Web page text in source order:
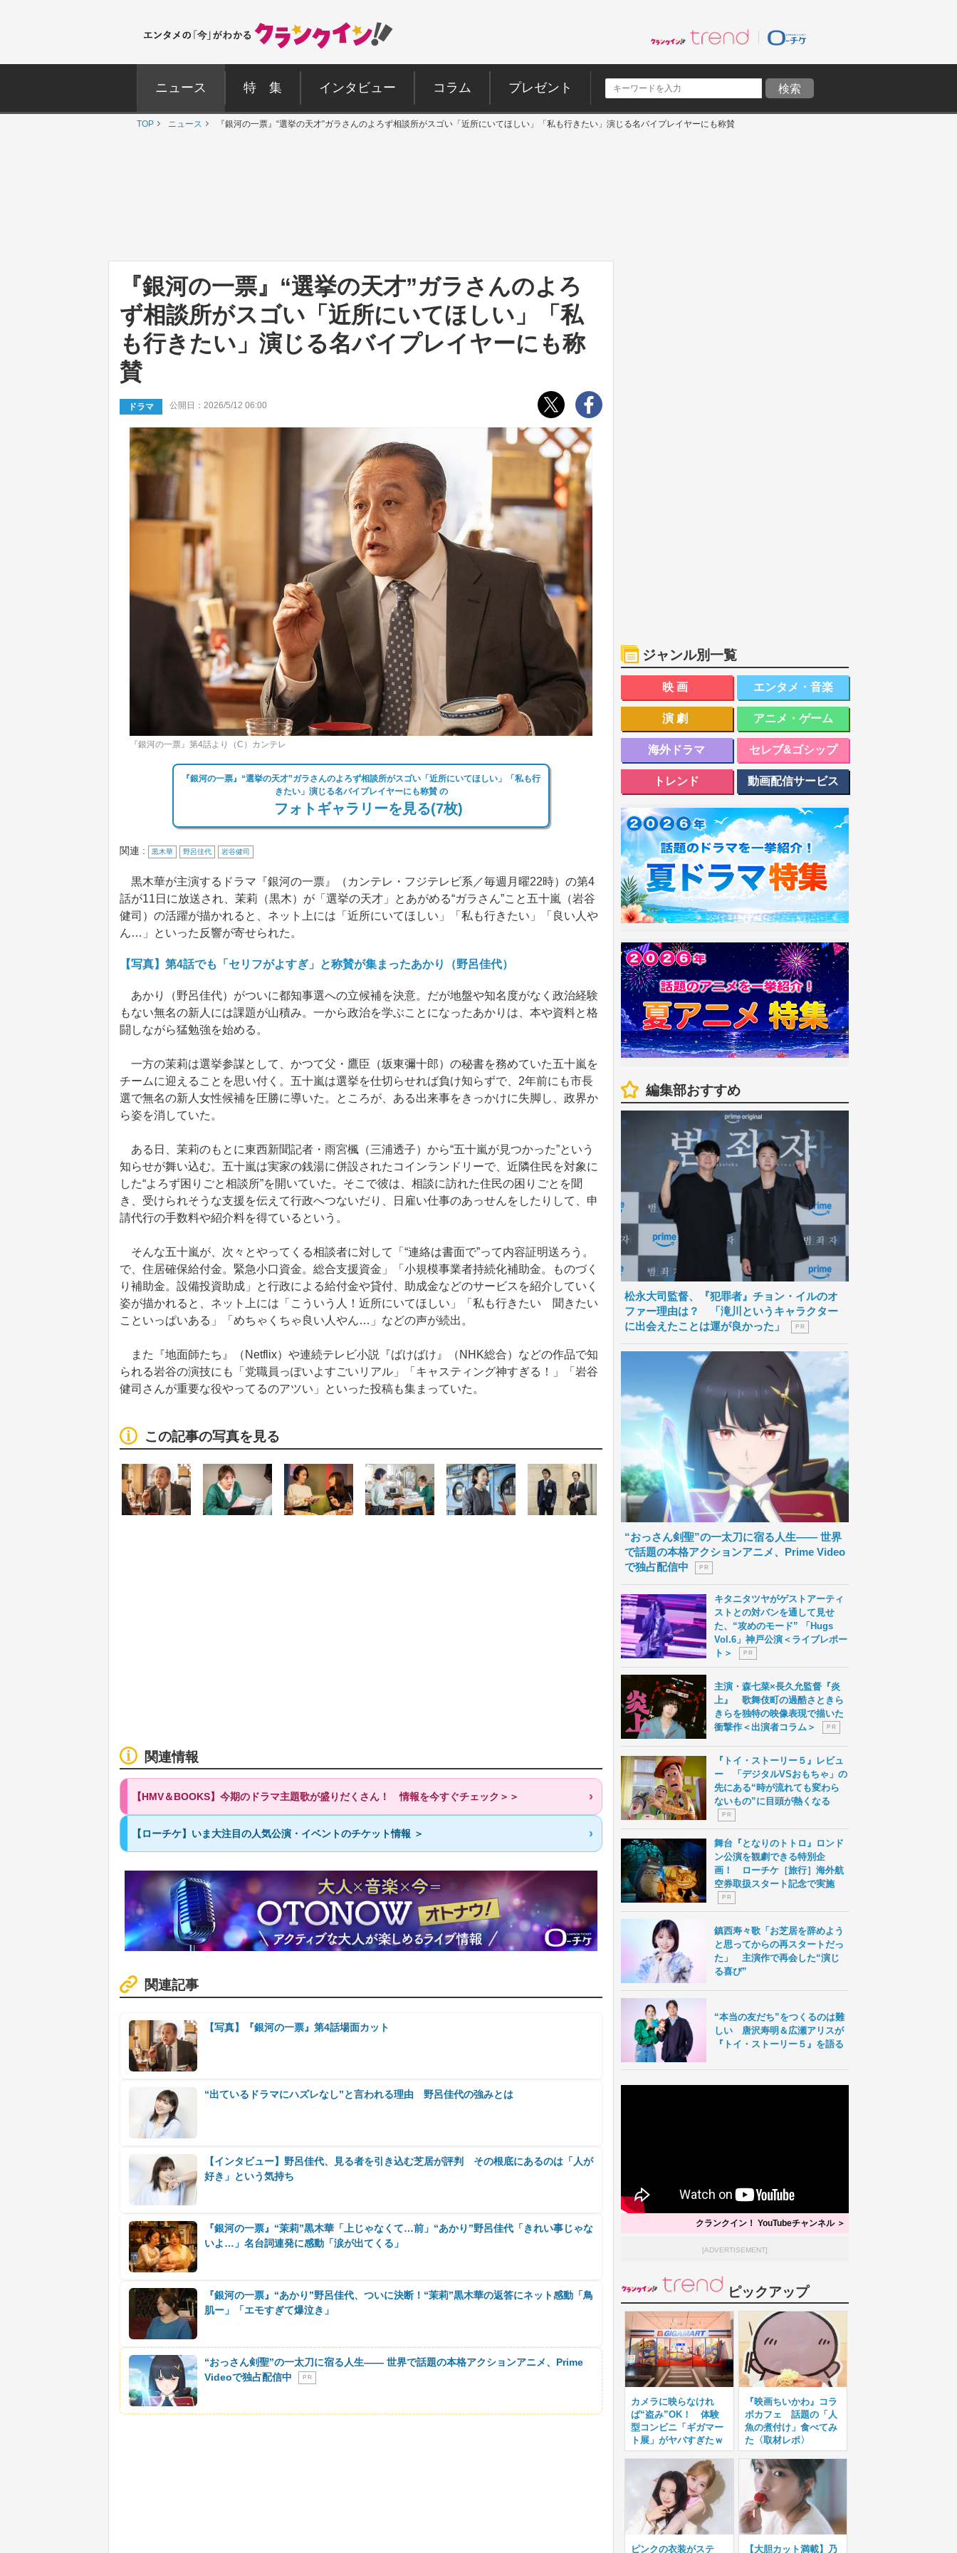
ニュース 特 集 インタビュー コラム プレゼント
TOP ニュース 『銀河の一票』“選挙の天才”ガラさんのよろず相談所がスゴい「近所にいてほしい」「私も行きたい」演じる名バイプレイヤーにも称賛
『銀河の一票』“選挙の天才”ガラさんのよろ
ず相談所がスゴい「近所にいてほしい」「私
も行きたい」演じる名バイプレイヤーにも称
賛
ドラマ 公開日：2026/5/12 06:00
『銀河の一票』第4話より（C）カンテレ
『銀河の一票』“選挙の天才”ガラさんのよろず相談所がスゴい「近所にいてほしい」「私も行
きたい」演じる名バイプレイヤーにも称賛 の
フォトギャラリーを見る(7枚)
関連 : 黒木華 野呂佳代 岩谷健司
黒木華が主演するドラマ『銀河の一票』（カンテレ・フジテレビ系／毎週月曜22時）の第4
話が11日に放送され、茉莉（黒木）が「選挙の天才」とあがめる“ガラさん”こと五十嵐（岩谷
健司）の活躍が描かれると、ネット上には「近所にいてほしい」「私も行きたい」「良い人や
ん…」といった反響が寄せられた。
【写真】第4話でも「セリフがよすぎ」と称賛が集まったあかり（野呂佳代）
あかり（野呂佳代）がついに都知事選への立候補を決意。だが地盤や知名度がなく政治経験
もない無名の新人には課題が山積み。一から政治を学ぶことになったあかりは、本や資料と格
闘しながら猛勉強を始める。
一方の茉莉は選挙参謀として、かつて父・鷹臣（坂東彌十郎）の秘書を務めていた五十嵐を
チームに迎えることを思い付く。五十嵐は選挙を仕切らせれば負け知らずで、2年前にも市長
選で無名の新人女性候補を圧勝に導いた。ところが、ある出来事をきっかけに失脚し、政界か
ら姿を消していた。
ある日、茉莉のもとに東西新聞記者・雨宮楓（三浦透子）から“五十嵐が見つかった”という
知らせが舞い込む。五十嵐は実家の銭湯に併設されたコインランドリーで、近隣住民を対象に
した“よろず困りごと相談所”を開いていた。そこで彼は、相談に訪れた住民の困りごとを聞
き、受けられそうな支援を伝えて行政へつないだり、日雇い仕事のあっせんをしたりして、申
請代行の手数料や紹介料を得ているという。
そんな五十嵐が、次々とやってくる相談者に対して「“連絡は書面で”って内容証明送ろう。
で、住居確保給付金。緊急小口資金。総合支援資金」「小規模事業者持続化補助金。ものづく
り補助金。設備投資助成」と行政による給付金や貸付、助成金などのサービスを紹介していく
姿が描かれると、ネット上には「こういう人！近所にいてほしい」「私も行きたい 聞きたい
こといっぱいある」「めちゃくちゃ良い人やん…」などの声が続出。
また『地面師たち』（Netflix）や連続テレビ小説『ばけばけ』（NHK総合）などの作品で知
られる岩谷の演技にも「党職員っぽいよすごいリアル」「キャスティング神すぎる！」「岩谷
健司さんが重要な役やってるのアツい」といった投稿も集まっていた。
この記事の写真を見る
関連情報
【HMV＆BOOKS】今期のドラマ主題歌が盛りだくさん！ 情報を今すぐチェック＞＞
【ローチケ】いま大注目の人気公演・イベントのチケット情報 ＞
関連記事
【写真】『銀河の一票』第4話場面カット
“出ているドラマにハズレなし”と言われる理由 野呂佳代の強みとは
【インタビュー】野呂佳代、見る者を引き込む芝居が評判 その根底にあるのは「人が
好き」という気持ち
『銀河の一票』“茉莉”黒木華「上じゃなくて…前」“あかり”野呂佳代「きれい事じゃな
いよ…」名台詞連発に感動「涙が出てくる」
『銀河の一票』“あかり”野呂佳代、ついに決断！“茉莉”黒木華の返答にネット感動「鳥
肌ー」「エモすぎて爆泣き」
“おっさん剣聖”の一太刀に宿る人生―― 世界で話題の本格アクションアニメ、Prime
Videoで独占配信中
P R
ジャンル別一覧
映画 エンタメ・音楽
演劇 アニメ・ゲーム
海外ドラマ セレブ&ゴシップ
トレンド 動画配信サービス
編集部おすすめ
松永大司監督、『犯罪者』チョン・イルのオ
ファー理由は？ 「滝川というキャラクター
に出会えたことは運が良かった」
P R
“おっさん剣聖”の一太刀に宿る人生―― 世界
で話題の本格アクションアニメ、Prime Video
で独占配信中
P R
キタニタツヤがゲストアーティ
ストとの対バンを通して見せ
た、“攻めのモード” 「Hugs
Vol.6」神戸公演＜ライブレポー
ト＞
P R
主演・森七菜×長久允監督『炎
上』 歌舞伎町の過酷さときら
きらを独特の映像表現で描いた
衝撃作＜出演者コラム＞
P R
『トイ・ストーリー５』レビュ
ー 「デジタルVSおもちゃ」の
先にある“時が流れても変わら
ないもの”に目頭が熱くなる
P R
舞台『となりのトトロ』ロンド
ン公演を観劇できる特別企
画！ ローチケ［旅行］海外航
空券取扱スタート記念で実施
P R
鎮西寿々歌「お芝居を辞めよう
と思ってからの再スタートだっ
た」 主演作で再会した“演じ
る喜び”
“本当の友だち”をつくるのは難
しい 唐沢寿明＆広瀬アリスが
『トイ・ストーリー５』を語る
クランクイン！ YouTubeチャンネル ＞
[ADVERTISEMENT]
ピックアップ
カメラに映らなけれ
ば“盗み”OK！ 体験
型コンビニ「ギガマー
ト展」がヤバすぎたｗ
『映画ちいかわ』コラ
ボカフェ 話題の「人
魚の煮付け」食べてみ
た〈取材レポ〉
ピンクの衣装がステ 【大胆カット満載】乃